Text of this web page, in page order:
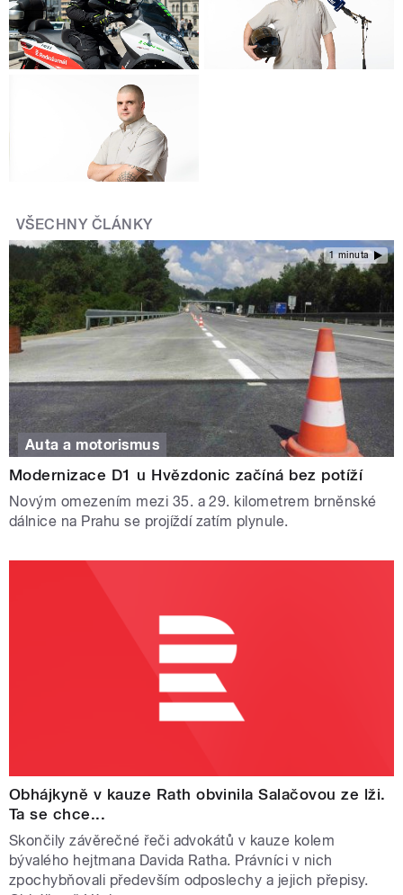
VŠECHNY ČLÁNKY
1 minuta
Auta a motorismus
Modernizace D1 u Hvězdonic začíná bez potíží
Novým omezením mezi 35. a 29. kilometrem brněnské
dálnice na Prahu se projíždí zatím plynule.
Obhájkyně v kauze Rath obvinila Salačovou ze lži.
Ta se chce...
Skončily závěrečné řeči advokátů v kauze kolem
bývalého hejtmana Davida Ratha. Právníci v nich
zpochybňovali především odposlechy a jejich přepisy.